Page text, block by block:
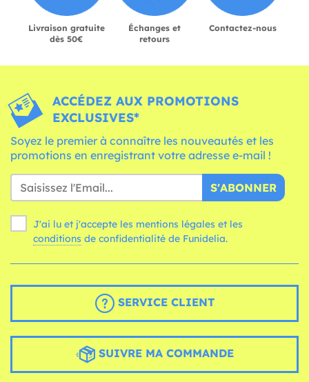
Livraison gratuite
dès 50€
Échanges et
retours
Contactez-nous
ACCÉDEZ AUX PROMOTIONS
EXCLUSIVES*
Soyez le premier à connaître les nouveautés et les
promotions en enregistrant votre adresse e-mail !
S'ABONNER
J'ai lu et j'accepte les mentions légales et les
conditions de confidentialité de Funidelia.
SERVICE CLIENT
SUIVRE MA COMMANDE